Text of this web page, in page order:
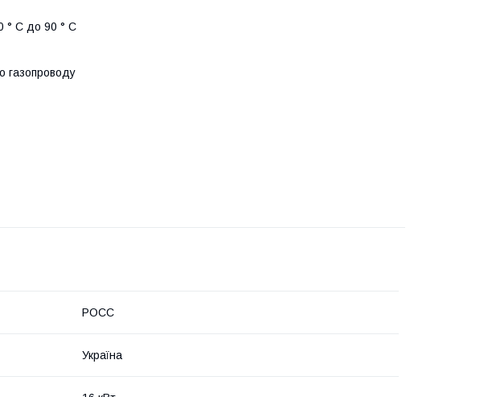
C до 90 ° C
газопроводу
РОСС
Україна